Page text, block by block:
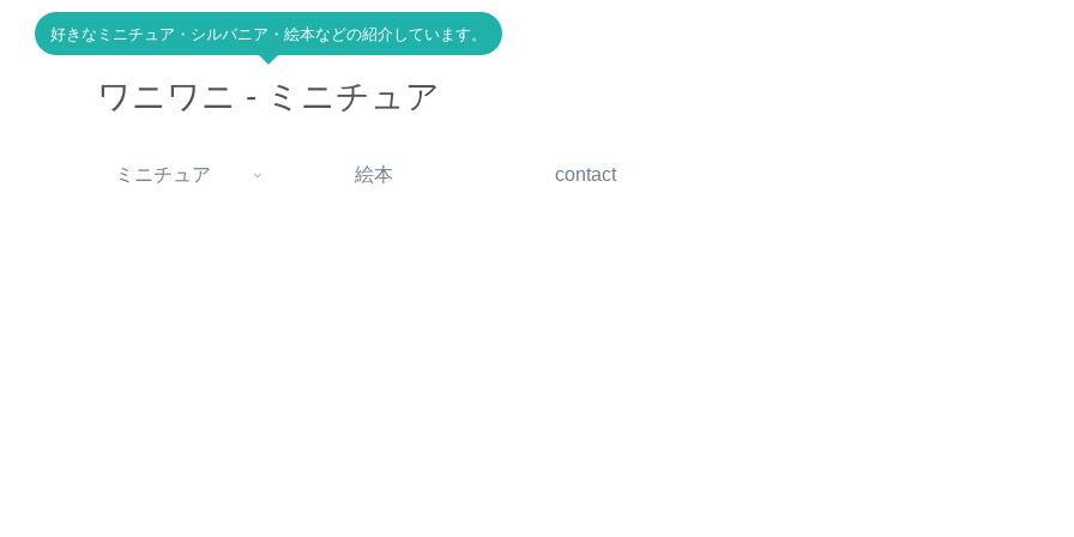
好きなミニチュア・シルバニア・絵本などの紹介しています。
ワニワニ - ミニチュア
ミニチュア 絵本 contact